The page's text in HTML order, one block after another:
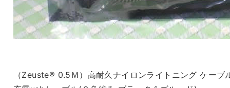
（Zeuste® 0.5Ｍ）高耐久ナイロンライトニング ケーブ